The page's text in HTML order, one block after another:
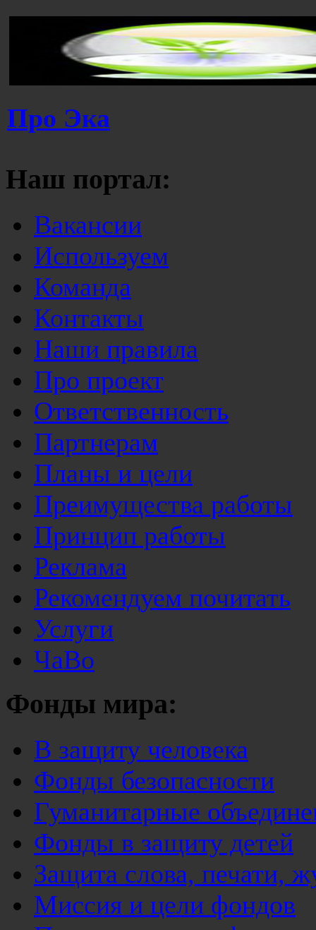
Про Эка
Наш портал:
Вакансии
Используем
Команда
Контакты
Наши правила
Про проект
Ответственность
Партнерам
Планы и цели
Преимущества работы
Принцип работы
Реклама
Рекомендуем почитать
Услуги
ЧаВо
Фонды мира:
В защиту человека
Фонды безопасности
Гуманитарные
Фонды в защиту детей
Защита слова, печати,
Миссия и цели фондов